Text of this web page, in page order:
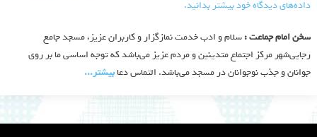
داده‌های دیدگاه خود بیشتر بدانید.
سخن امام جماعت :سلام و ادب خدمت نمازگزار و کاربران عزیز، مسجد جامع
رجایی‌شهر مرکز اجتماع متدینین و مردم عزیز می‌باشد که توجه اساسی ما بر روی
جوانان و جذب نوجوانان در مسجد می‌باشد. التماس دعابیشتر‫...‬